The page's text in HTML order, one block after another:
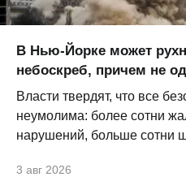
В Нью-Йорке может
небоскреб, причем не
Власти твердят, что все
неумолима: более сотни
нарушений, больше сотни
3 авг 2026